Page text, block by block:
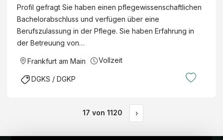
Profil gefragt Sie haben einen pflegewissenschaftlichen
Bachelorabschluss und verfügen über eine
Berufszulassung in der Pflege. Sie haben Erfahrung in
der Betreuung von…
Frankfurt am Main Vollzeit
DGKS / DGKP
17 von 1120 ›